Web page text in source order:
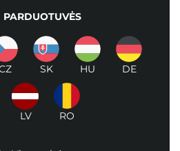
PARDUOTUVĖS
SK HU DE
LV RO